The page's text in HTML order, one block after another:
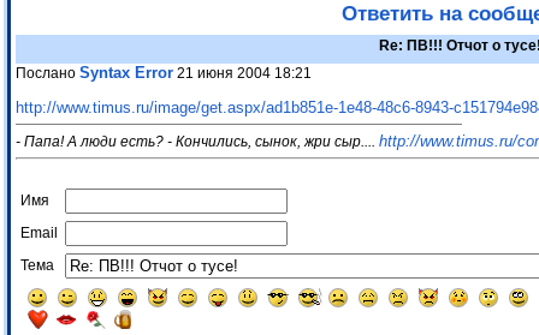
Ответить на
Re: ПВ!!! Отчот о
Послано Syntax Error 21 июня 2004 18:21
http://www.timus.ru/image/get.aspx/ad1b851e-1e48-48c6-8943-
- Папа! А люди есть? - Кончились, сынок, жри сыр.... http://www.timus.ru/
Имя
Email
Тема